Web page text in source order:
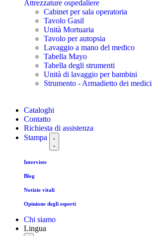
Attrezzature ospedaliere
Cabinet per sala operatoria
Tavolo Gasil
Unità Mortuaria
Tavolo per autopsia
Lavaggio a mano del medico
Tabella Mayo
Tabella degli strumenti
Unità di lavaggio per bambini
Strumento - Armadietto dei
Cataloghi
Contatto
Richiesta di assistenza
Stampa
Interviste
Blog
Notizie vitali
Opinione degli esperti
Chi siamo
Lingua